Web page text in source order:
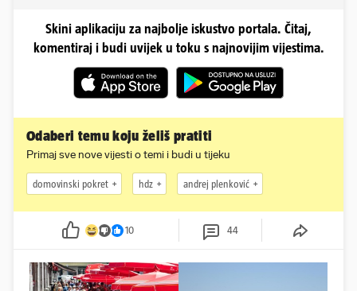
Skini aplikaciju za najbolje iskustvo portala. Čitaj,
komentiraj i budi uvijek u toku s najnovijim vijestima.
Odaberi temu koju želiš pratiti
Primaj sve nove vijesti o temi i budi u tijeku
domovinski pokret hdz andrej plenković
10 44